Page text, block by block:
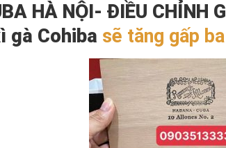
HÀ NỘI- ĐIỀU CHỈNH
gà Cohiba sẽ tăng gấp